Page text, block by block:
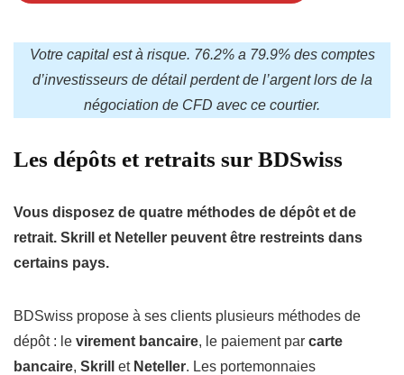
Votre capital est à risque. 76.2% a 79.9% des comptes
d’investisseurs de détail perdent de l’argent lors de la
négociation de CFD avec ce courtier.
Les dépôts et retraits sur BDSwiss
Vous disposez de quatre méthodes de dépôt et de
retrait. Skrill et Neteller peuvent être restreints dans
certains pays.
BDSwiss propose à ses clients plusieurs méthodes de
dépôt : le virement bancaire, le paiement par carte
bancaire, Skrill et Neteller. Les portemonnaies